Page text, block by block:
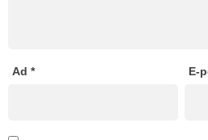
Ad * E-